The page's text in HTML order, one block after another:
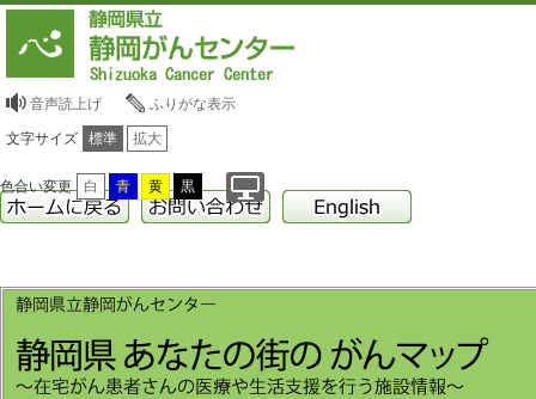
音声読上げ ふりがな表示
文字サイズ 標準 拡大
色合い変更 白 青 黄 黒